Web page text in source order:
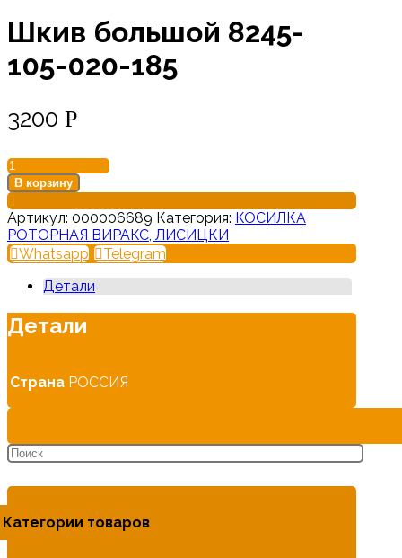
Шкив большой 8245-
105-020-185
3200 Р
Количество
товара
Шкив
большой
8245-
105-
020-
185
В корзину
Артикул: 000006689 Категория: КОСИЛКА
РОТОРНАЯ ВИРАКС, ЛИСИЦКИ
Whatsapp
Telegram
Детали
Детали
Страна РОССИЯ
Категории товаров